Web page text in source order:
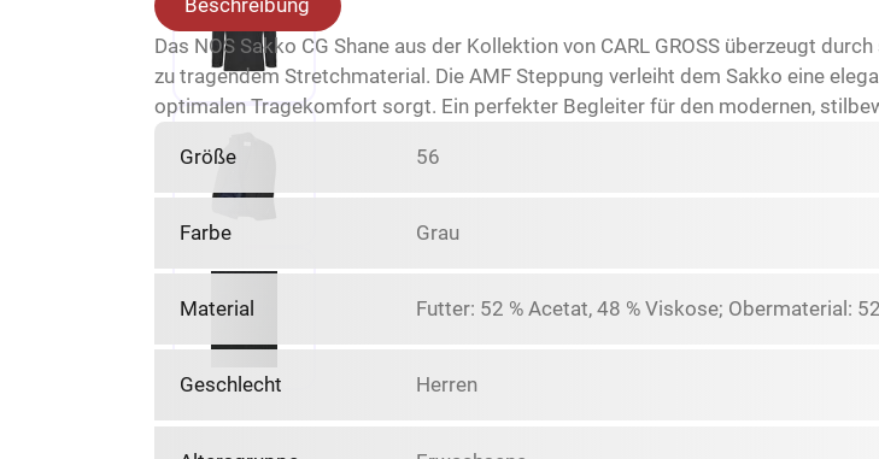
Beschreibung
Das NOS Sakko CG Shane aus der Kollektion von CARL GROSS überzeugt
zu tragendem Stretchmaterial. Die AMF Steppung verleiht dem Sakko eine
optimalen Tragekomfort sorgt. Ein perfekter Begleiter für den modernen,
Größe 56
Farbe Grau
Material Futter: 52 % Acetat, 48 % Viskose; Obermaterial:
Geschlecht Herren